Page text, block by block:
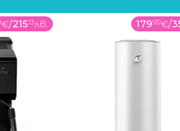
€/21513лв. 17999€/